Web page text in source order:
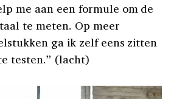
me aan een formule om de
te meten. Op meer
ga ik zelf eens zitten
testen.” (lacht)